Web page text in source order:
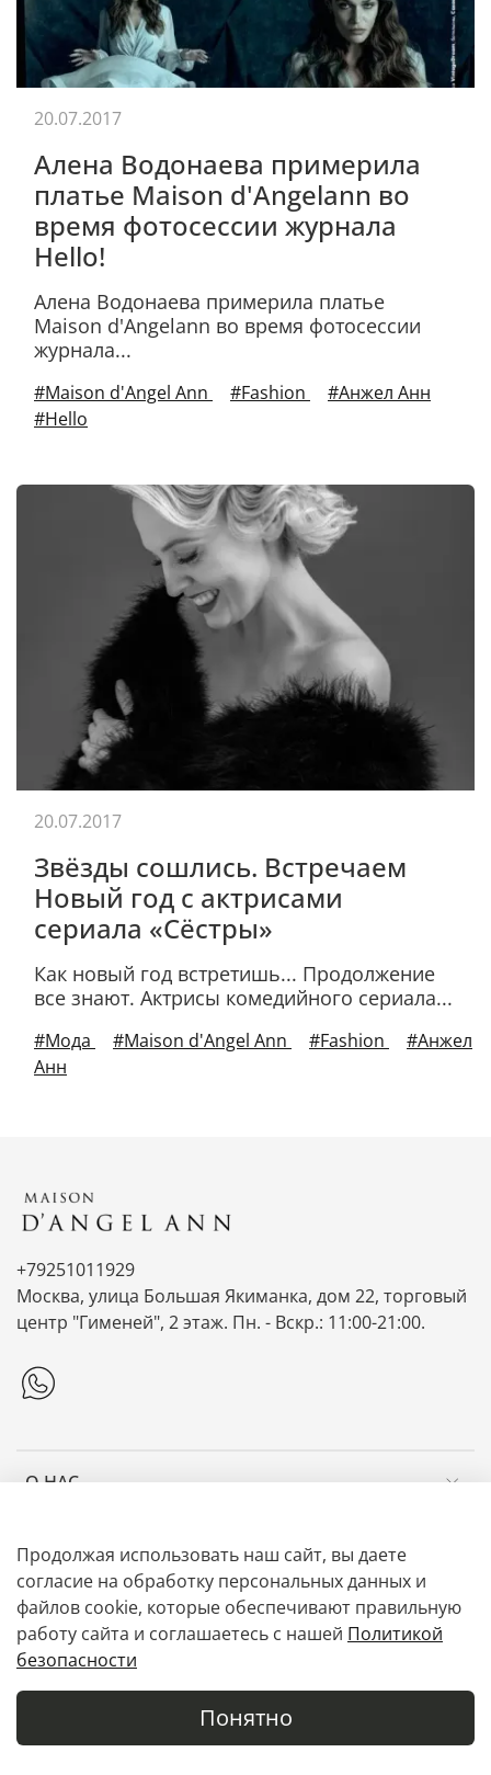
Алена Водонаева примерила
платье Maison d'Angelann во
время фотосессии журнала
Hello!
Алена Водонаева примерила платье
Maison d'Angelann во время фотосессии
журнала...
20.07.2017
#Maison d'Angel Ann #Fashion
#Анжел Анн
#Hello
Звёзды сошлись. Встречаем
Новый год с актрисами
сериала «Сёстры»
Как новый год встретишь... Продолжение
все знают. Актрисы комедийного сериала...
20.07.2017
#Мода #Maison d'Angel Ann #Fashion
#Анжел
Анн
О НАС
ИНФОРМАЦИЯ
ЛУКБУКИ
+79251011929
Москва, улица Большая Якиманка, дом 22, торговый
центр "Гименей", 2 этаж. Пн. - Вскр.: 11:00-21:00.
Продолжая использовать наш сайт, вы даете
согласие на обработку персональных данных и
файлов cookie, которые обеспечивают правильную
работу сайта и соглашаетесь с нашей Политикой
безопасности
Понятно